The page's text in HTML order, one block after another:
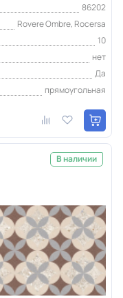
86202
Rovere Ombre, Rocersa
10
нет
Да
прямоугольная
В наличии